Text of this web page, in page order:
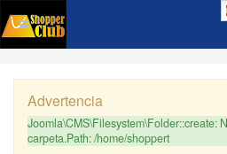
Advertencia
Joomla\CMS\Filesystem\Folder::create:
carpeta.Path: /home/shoppert